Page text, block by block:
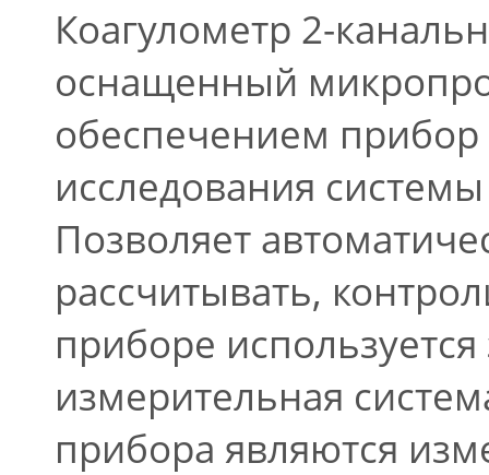
Коагулометр 2-
оснащенный
обеспечением
исследования
Позволяет
рассчитывать,
приборе
измерительная
прибора являются